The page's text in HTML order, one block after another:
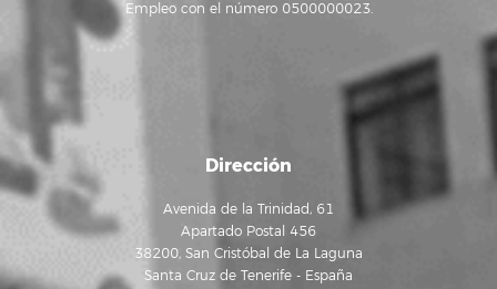
Empleo con el número 0500000023.
Dirección
Avenida de la Trinidad, 61
Apartado Postal 456
38200, San Cristóbal de La Laguna
Santa Cruz de Tenerife - España